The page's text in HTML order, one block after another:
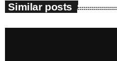
Similar posts